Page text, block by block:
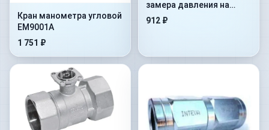
Кран манометра угловой
EM9001A
1 751 ₽
замера давления на
гибком шланге Flex.
912 ₽